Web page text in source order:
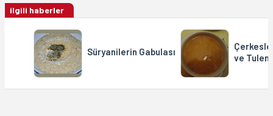
ilgili haberler
Süryanilerin Gabulası
ve Tulen